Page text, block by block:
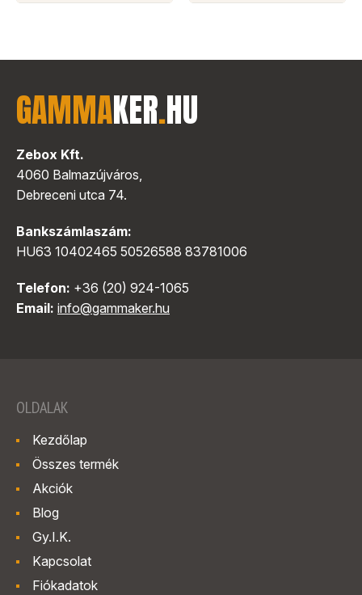
GAMMAKER.HU
Zebox Kft.
4060 Balmazújváros,
Debreceni utca 74.
Bankszámlaszám:
HU63 10402465 50526588 83781006
Telefon: +36 (20) 924-1065
Email: info@gammaker.hu
OLDALAK
Kezdőlap
Összes termék
Akciók
Blog
Gy.I.K.
Kapcsolat
Fiókadatok